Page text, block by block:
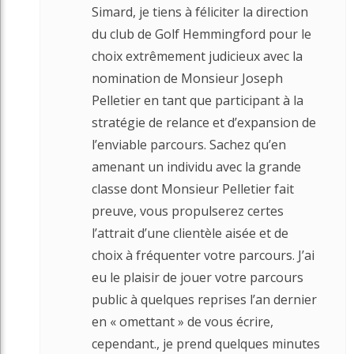
Simard, je tiens à féliciter la direction
du club de Golf Hemmingford pour le
choix extrêmement judicieux avec la
nomination de Monsieur Joseph
Pelletier en tant que participant à la
stratégie de relance et d’expansion de
l’enviable parcours. Sachez qu’en
amenant un individu avec la grande
classe dont Monsieur Pelletier fait
preuve, vous propulserez certes
l’attrait d’une clientèle aisée et de
choix à fréquenter votre parcours. J’ai
eu le plaisir de jouer votre parcours
public à quelques reprises l’an dernier
en « omettant » de vous écrire,
cependant., je prend quelques minutes